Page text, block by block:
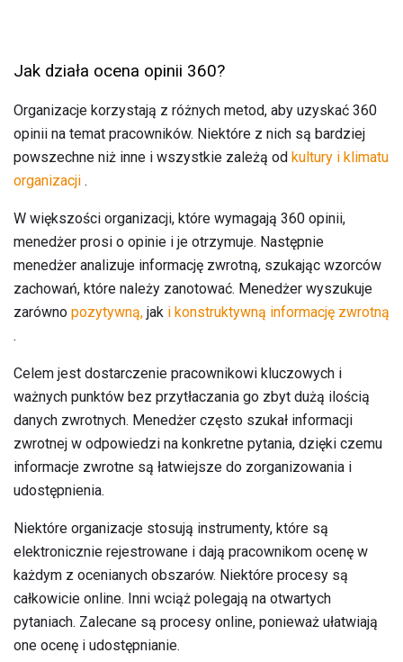
Jak działa ocena opinii 360?
Organizacje korzystają z różnych metod, aby uzyskać 360
opinii na temat pracowników. Niektóre z nich są bardziej
powszechne niż inne i wszystkie zależą od kultury i klimatu
organizacji .
W większości organizacji, które wymagają 360 opinii,
menedżer prosi o opinie i je otrzymuje. Następnie
menedżer analizuje informację zwrotną, szukając wzorców
zachowań, które należy zanotować. Menedżer wyszukuje
zarówno pozytywną, jak i konstruktywną informację zwrotną
.
Celem jest dostarczenie pracownikowi kluczowych i
ważnych punktów bez przytłaczania go zbyt dużą ilością
danych zwrotnych. Menedżer często szukał informacji
zwrotnej w odpowiedzi na konkretne pytania, dzięki czemu
informacje zwrotne są łatwiejsze do zorganizowania i
udostępnienia.
Niektóre organizacje stosują instrumenty, które są
elektronicznie rejestrowane i dają pracownikom ocenę w
każdym z ocenianych obszarów. Niektóre procesy są
całkowicie online. Inni wciąż polegają na otwartych
pytaniach. Zalecane są procesy online, ponieważ ułatwiają
one ocenę i udostępnianie.